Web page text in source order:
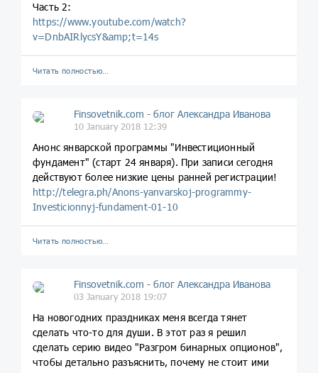
Часть 2:
https://www.youtube.com/watch?
v=DnbAIRlycsY&amp;t=14s
Читать полностью…
Finsovetnik.com - блог Александра Иванова
10 January 2018 12:39
Анонс январской программы "Инвестиционный
фундамент" (старт 24 января). При записи сегодня
действуют более низкие цены ранней регистрации!
http://telegra.ph/Anons-yanvarskoj-programmy-
Investicionnyj-fundament-01-10
Читать полностью…
Finsovetnik.com - блог Александра Иванова
03 January 2018 19:07
На новогодних праздниках меня всегда тянет
сделать что-то для души. В этот раз я решил
сделать серию видео "Разгром бинарных опционов",
чтобы детально разъяснить, почему не стоит ими